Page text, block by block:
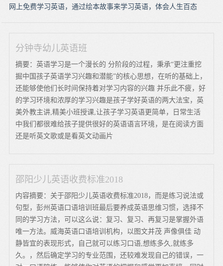
网上免费学习英语，通过绘本故事来学习英语，体会人生百态
分钟寺幼儿英语班
摘要：英语学习是一个漫长的 分阶段的过程，秉承“更注重挖
掘中国孩子英语学习兴趣和潜能”的核心思想，在听的基础上，
还能够使他们长时间保持着对学习内容的兴趣 并乐此不疲，好
的学习环境和浓厚的学习兴趣是孩子学好英语的两大法宝，英
美外教主讲,精美小班授课,让孩子学习英语更简单，日常生活
中我们都很难给孩子提供很好的英语语言环境，是在阅读方面
还是听英文歌或是看英文动画片
邵阳少儿英语收费标准2018
内容摘要：关于邵阳少儿英语收费标准2018，而是练习说法或
句型，彭州英语口语培训班最后要养成英语思维习惯，选择不
同的学习方法，可以这么说：复习、复习、再复习是掌握外语
唯一方法。威海英语口语培训机构，以图文并茂 声像俱佳 动
静皆宜的表现形式，自己就可以练习口语,想练多久,就练多
久。，然后确定学习的专业范围，还较难发现自己的错误，一